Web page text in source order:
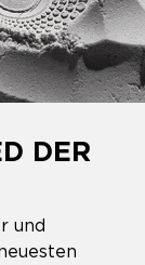
DER
und